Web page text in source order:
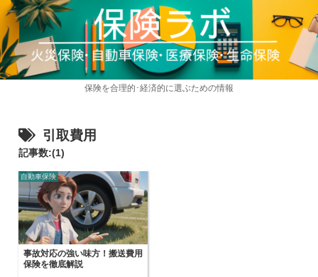
保険を合理的･経済的に選ぶための情報
引取費用
記事数:(1)
自動車保険
事故対応の強い味方！搬送費用
保険を徹底解説